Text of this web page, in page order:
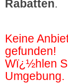
Rabatten.
Keine
gefunden!
Wï¿½hlen
Umgebung.